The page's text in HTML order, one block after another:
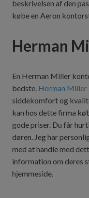
beskrivelsen af den
købe en Aeron
Herman
En Herman Miller
bedste. Herman
siddekomfort og
kan hos dette firma
gode priser. Du får
døren. Jeg har
med at handle med
information om deres
hjemmeside.